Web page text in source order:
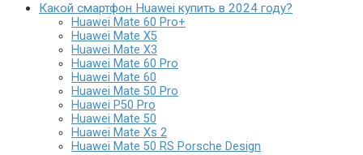
Какой смартфон Huawei купить в 2024 году?
Huawei Mate 60 Pro+
Huawei Mate X5
Huawei Mate X3
Huawei Mate 60 Pro
Huawei Mate 60
Huawei Mate 50 Pro
Huawei P50 Pro
Huawei Mate 50
Huawei Mate Xs 2
Huawei Mate 50 RS Porsche Design